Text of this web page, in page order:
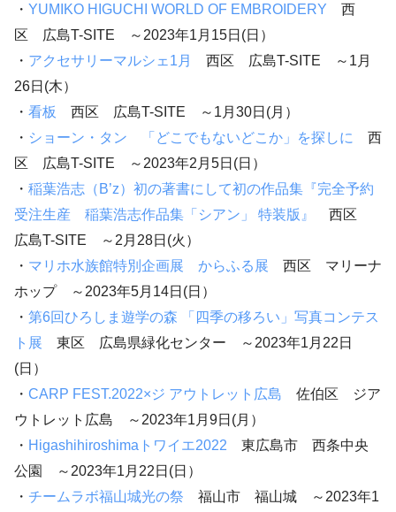
・ YUMIKO HIGUCHI WORLD OF EMBROIDERY 西
区 広島T-SITE ～2023年1月15日(日）
・ アクセサリーマルシェ1月
西区 広島T-SITE ～1月
26日(木）
・ 看板
西区 広島T-SITE ～1月30日(月）
・ ショーン・タン 「どこでもないどこか」を探しに
西
区 広島T-SITE ～2023年2月5日(日）
・ 稲葉浩志（B’z）初の著書にして初の作品集『完全予約
受注生産 稲葉浩志作品集「シアン」 特装版』
西区
広島T-SITE ～2月28日(火）
・ マリホ水族館特別企画展 からふる展 西区 マリーナ
ホップ ～2023年5月14日(日）
・ 第6回ひろしま遊学の森 「四季の移ろい」写真コンテス
ト展 東区 広島県緑化センター ～2023年1月22日
(日）
・ CARP FEST.2022×ジ アウトレット広島 佐伯区 ジア
ウトレット広島 ～2023年1月9日(月）
・ Higashihiroshimaトワイエ2022 東広島市 西条中央
公園 ～2023年1月22日(日）
・ チームラボ福山城光の祭 福山市 福山城 ～2023年1